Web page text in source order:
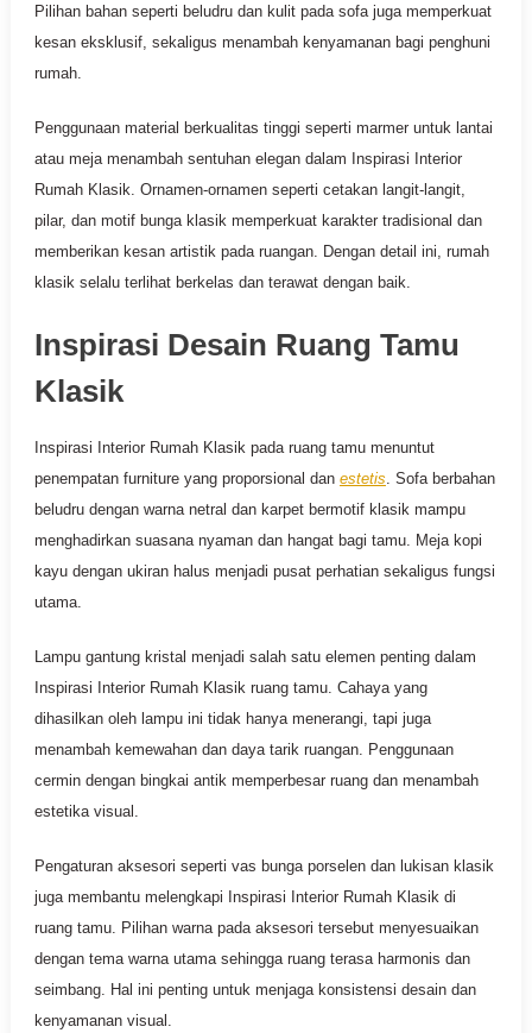
Pilihan bahan seperti beludru dan kulit pada sofa juga memperkuat
kesan eksklusif, sekaligus menambah kenyamanan bagi penghuni
rumah.
Penggunaan material berkualitas tinggi seperti marmer untuk lantai
atau meja menambah sentuhan elegan dalam Inspirasi Interior
Rumah Klasik. Ornamen-ornamen seperti cetakan langit-langit,
pilar, dan motif bunga klasik memperkuat karakter tradisional dan
memberikan kesan artistik pada ruangan. Dengan detail ini, rumah
klasik selalu terlihat berkelas dan terawat dengan baik.
Inspirasi Desain Ruang Tamu
Klasik
Inspirasi Interior Rumah Klasik pada ruang tamu menuntut
penempatan furniture yang proporsional dan estetis . Sofa berbahan
beludru dengan warna netral dan karpet bermotif klasik mampu
menghadirkan suasana nyaman dan hangat bagi tamu. Meja kopi
kayu dengan ukiran halus menjadi pusat perhatian sekaligus fungsi
utama.
Lampu gantung kristal menjadi salah satu elemen penting dalam
Inspirasi Interior Rumah Klasik ruang tamu. Cahaya yang
dihasilkan oleh lampu ini tidak hanya menerangi, tapi juga
menambah kemewahan dan daya tarik ruangan. Penggunaan
cermin dengan bingkai antik memperbesar ruang dan menambah
estetika visual.
Pengaturan aksesori seperti vas bunga porselen dan lukisan klasik
juga membantu melengkapi Inspirasi Interior Rumah Klasik di
ruang tamu. Pilihan warna pada aksesori tersebut menyesuaikan
dengan tema warna utama sehingga ruang terasa harmonis dan
seimbang. Hal ini penting untuk menjaga konsistensi desain dan
kenyamanan visual.